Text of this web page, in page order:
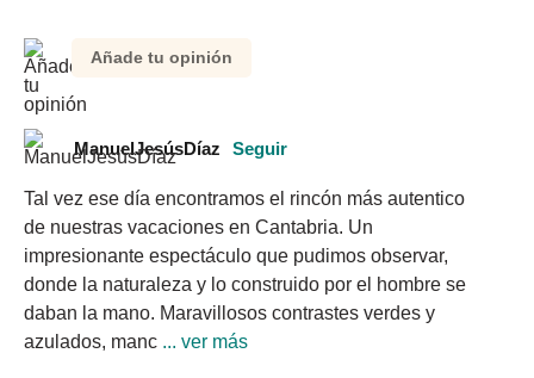
Añade tu opinión
ManuelJesúsDíaz Seguir
Tal vez ese día encontramos el rincón más autentico
de nuestras vacaciones en Cantabria. Un
impresionante espectáculo que pudimos observar,
donde la naturaleza y lo construido por el hombre se
daban la mano. Maravillosos contrastes verdes y
azulados, manc ... ver más